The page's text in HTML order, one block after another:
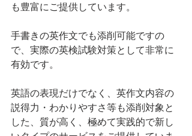
も豊富にご提供しています。
手書きの英作文でも添削可能ですの
で、実際の英検試験対策として非常に
有効です。
英語の表現だけでなく、英作文内容の
説得力・わかりやすさ等も添削対象と
した、質が高く、極めて実践的で新し